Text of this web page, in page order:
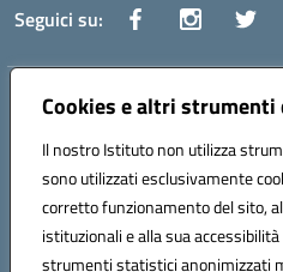
Cookies e altri
Il nostro Istituto non utilizza
sono utilizzati esclusivamente
corretto funzionamento del sito,
istituzionali e alla sua
strumenti statistici anonimizzati
Seguici su:
Indirizzo:Via Vaccari n.5 e Via
Posta elettronica certificata (PEC):
Codice fiscale: 82004490817
Codice meccanografico: TPPM03000Q